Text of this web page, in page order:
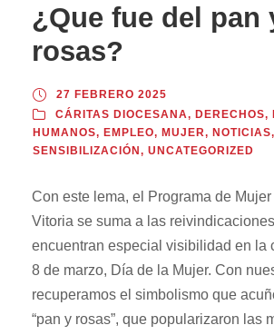
¿Que fue del pan
rosas?
27 FEBRERO 2025
CÁRITAS DIOCESANA, DERECHOS,
HUMANOS, EMPLEO, MUJER, NOTICIAS,
SENSIBILIZACIÓN, UNCATEGORIZED
Con este lema, el Programa de
Vitoria se suma a las
encuentran especial visibilidad en la
8 de marzo, Día de la Mujer. Con
recuperamos el simbolismo que
“pan y rosas”, que popularizaron las